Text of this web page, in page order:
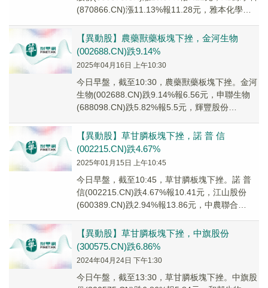
(870866.CN)漲11.13%報11.28元，雅本化學
【異動股】農藥獸藥板塊下挫，金河生物
(002688.CN)跌9.14%
2025年04月16日 上午10:30
今日早盤，截至10:30，農藥獸藥板塊下挫。金河
生物(002688.CN)跌9.14%報6.56元，申聯生物
(688098.CN)跌5.82%報5.5元，輝豐股份
【異動股】草甘膦板塊下挫，諾 普 信
(002215.CN)跌4.67%
2025年01月15日 上午10:45
今日早盤，截至10:45，草甘膦板塊下挫。諾 普
信(002215.CN)跌4.67%報10.41元，江山股份
(600389.CN)跌2.94%報13.86元，中農聯合
【異動股】草甘膦板塊下挫，中旗股份
(300575.CN)跌6.86%
2024年04月24日 下午1:30
今日午盤，截至13:30，草甘膦板塊下挫。中旗股